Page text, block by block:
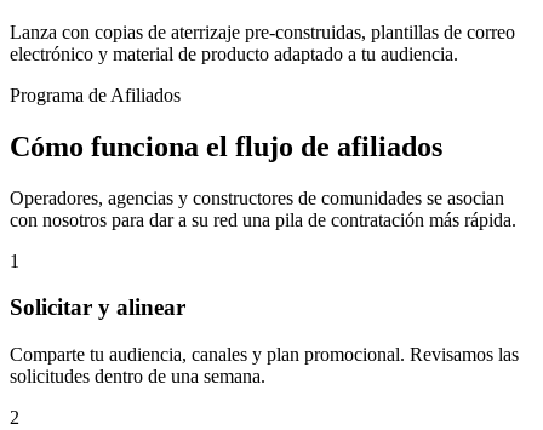
Lanza con copias de aterrizaje pre-construidas, plantillas de correo
electrónico y material de producto adaptado a tu audiencia.
Programa de Afiliados
Cómo funciona el flujo de afiliados
Operadores, agencias y constructores de comunidades se asocian
con nosotros para dar a su red una pila de contratación más rápida.
1
Solicitar y alinear
Comparte tu audiencia, canales y plan promocional. Revisamos las
solicitudes dentro de una semana.
2